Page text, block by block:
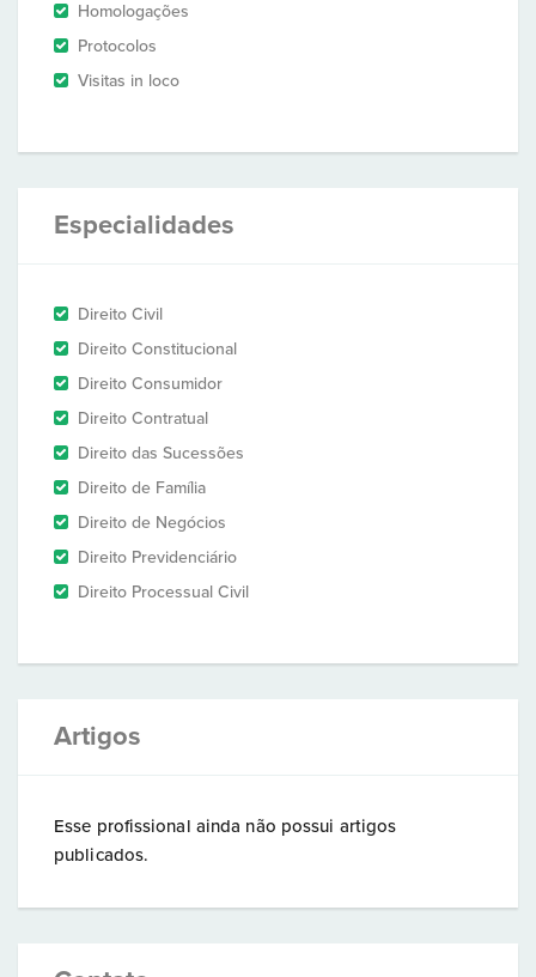
Homologações
Protocolos
Visitas in loco
Especialidades
Direito Civil
Direito Constitucional
Direito Consumidor
Direito Contratual
Direito das Sucessões
Direito de Família
Direito de Negócios
Direito Previdenciário
Direito Processual Civil
Artigos
Esse profissional ainda não possui artigos
publicados.